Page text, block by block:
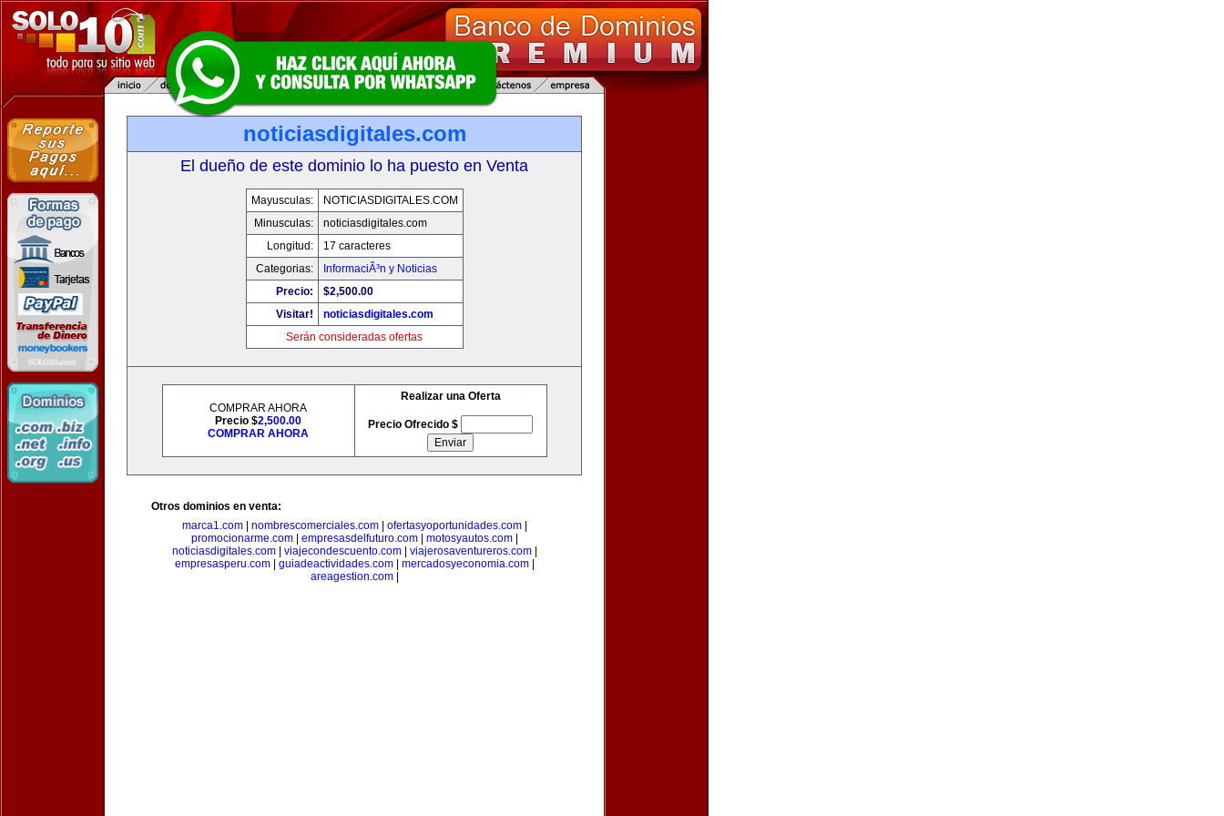
noticiasdigitales.com
El dueño de este dominio lo ha puesto en Venta
Mayusculas:
NOTICIASDIGITALES.COM
Minusculas:
noticiasdigitales.com
Longitud:
17 caracteres
Categorias:
InformaciÃ³n y Noticias
Precio:
$2,500.00
Visitar!
noticiasdigitales.com
Serán consideradas ofertas
COMPRAR AHORA
Precio $2,500.00
COMPRAR AHORA
Realizar una Oferta
Precio Ofrecido $
Otros dominios en venta:
marca1.com| nombrescomerciales.com| ofertasyoportunidades.com|
promocionarme.com| empresasdelfuturo.com| motosyautos.com|
noticiasdigitales.com| viajecondescuento.com| viajerosaventureros.com|
empresasperu.com| guiadeactividades.com| mercadosyeconomia.com|
areagestion.com|